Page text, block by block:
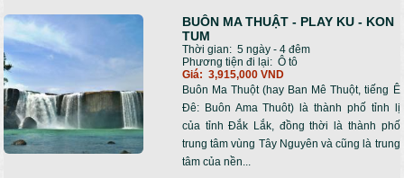
BUÔN MA THUẬT - PLAY KU - KON
TUM
Thời gian: 5 ngày - 4 đêm
Phương tiện đi lại: Ô tô
Giá: 3,915,000 VND
Buôn Ma Thuột (hay Ban Mê Thuột, tiếng Ê
Đê: Buôn Ama Thuôt) là thành phố tỉnh lị
của tỉnh Đắk Lắk, đồng thời là thành phố
trung tâm vùng Tây Nguyên và cũng là trung
tâm của nền...